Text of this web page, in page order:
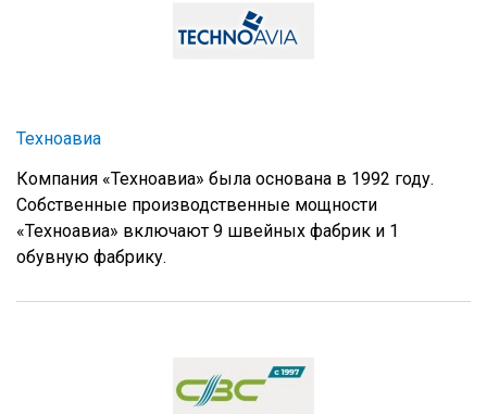
Техноавиа
Компания «Техноавиа» была основана в 1992 году.
Собственные производственные мощности
«Техноавиа» включают 9 швейных фабрик и 1
обувную фабрику.